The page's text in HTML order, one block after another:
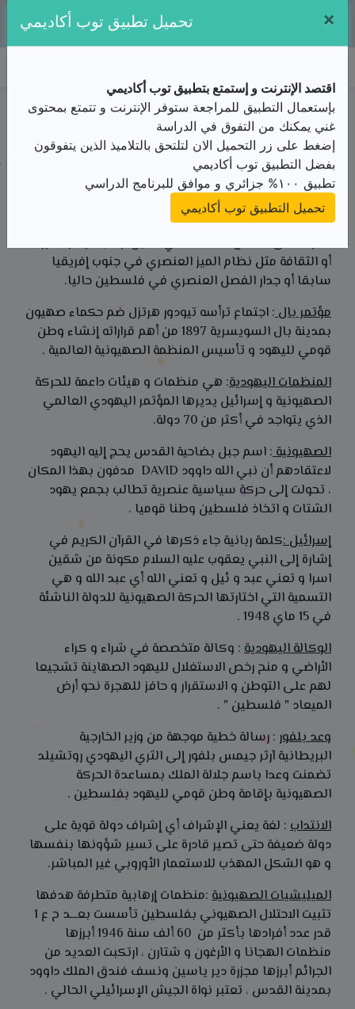
ملخص الدرس / الثالثة ثانوي/تاريخ و جغرافيا/تطور العالم
الثالت 1945م و1989م/المفاهيم، الشخصيات، والأحداث
الملخص
من الأستاذ(ة) زغبة عبد المالك
المفاهيم
التمييز العنصري: هي فصل جماعة من البشر بالقانون أو
العرف على أساس الاختلاف في الدين أو البشرة أو الثروة
أو الثقافة مثل نظام الميز العنصري في جنوب إفريقيا
سابقا أو جدار الفصل العنصري في فلسطين حاليا.
مؤتمر بال: اجتماع ترأسه تيودور هرتزل ضم حكماء صهيون
بمدينة بال السويسرية 1897 من أهم قراراته إنشاء وطن
قومي لليهود و تأسيس المنظمة الصهيونية العالمية .
المنظمات اليهودية: هي منظمات و هيئات داعمة للحركة
الصهيونية و إسرائيل يديرها المؤتمر اليهودي العالمي
الذي يتواجد في أكثر من 70 دولة.
الصهيونية: اسم جبل بضاحية القدس يحج إليه اليهود
لاعتقادهم أن نبي الله داوود DAVID مدفون بهذا المكان
، تحولت إلى حركة سياسية عنصرية تطالب بجمع يهود
الشتات و اتخاذ فلسطين وطنا قوميا .
إسرائيل :كلمة ربانية جاء ذكرها في القرآن الكريم في
إشارة إلى النبي يعقوب عليه السلام مكونة من شقين
اسرا و تعني عبد و ئيل و تعني الله أي عبد الله و هي
التسمية التي اختارتها الحركة الصهيونية للدولة الناشئة
في 15 ماي 1948 .
الوكالة اليهودية : وكالة متخصصة في شراء و كراء
الأراضي و منح رخص الاستغلال لليهود الصهاينة تشجيعا
لهم على التوطن و الاستقرار و حافز للهجرة نحو أرض
الميعاد " فلسطين " .
وعد بلفور : رسالة خطية موجهة من وزير الخارجية
البريطانية آرثر جيمس بلفور إلى الثري اليهودي روتشيلد
تضمنت وعدا باسم جلالة الملك بمساعدة الحركة
الصهيونية بإقامة وطن قومي لليهود بفلسطين .
الانتداب : لغة يعني الإشراف أي إشراف دولة قوية على
دولة ضعيفة حتى تصير قادرة على تسير شؤونها بنفسها
و هو الشكل المهذب للاستعمار الأوروبي غير المباشر.
الميليشيات الصهيونية :منظمات إرهابية متطرفة هدفها
تثبيت الاحتلال الصهيوني بفلسطين تأسست بعـــد ح ع 1
قدر عدد أفرادها بأكثر من 60 ألف سنة 1946 أبرزها
منظمات الهجانا و الأرغون و شتارن ، ارتكبت العديد من
الجرائم أبرزها مجزرة دير ياسين ونسف فندق الملك داوود
بمدينة القدس ، تعتبر نواة الجيش الإسرائيلي الحالي .
تحميل تطبيق توب أكاديمي ×
اقتصد الإنترنت و إستمتع بتطبيق توب أكاديمي
بإستعمال التطبيق للمراجعة ستوفر الإنترنت و تتمتع بمحتوى
غني يمكنك من التفوق في الدراسة
إضغط على زر التحميل الان لتلتحق بالتلاميذ الذين يتفوقون
بفضل التطبيق توب أكاديمي
تطبيق ١٠٠% جزائري و موافق للبرنامج الدراسي
تحميل التطبيق توب أكاديمي